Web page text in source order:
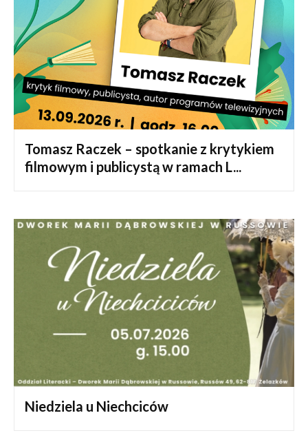
Tomasz Raczek – spotkanie z krytykiem
filmowym i publicystą w ramach L...
Niedziela u Niechciców